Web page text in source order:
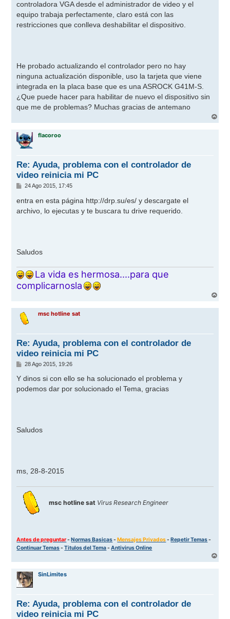
controladora VGA desde el administrador de video y el
equipo trabaja perfectamente, claro está con las
restricciones que conlleva deshabilitar el dispositivo.
He probado actualizando el controlador pero no hay
ninguna actualización disponible, uso la tarjeta que viene
integrada en la placa base que es una ASROCK G41M-S.
¿Que puede hacer para habilitar de nuevo el dispositivo sin
que me de problemas? Muchas gracias de antemano
r
flacoroo
Re: Ayuda, problema con el controlador de
video reinicia mi PC
M
n
s
a
24 Ago 2015, 17:45
entra en esta página http://drp.su/es/ y descargate el
archivo, lo ejecutas y te buscara tu drive requerido.
Saludos
La vida es hermosa....para que
complicarnosla
r
msc hotline sat
Re: Ayuda, problema con el controlador de
video reinicia mi PC
M
n
a
28 Ago 2015, 19:26
Y dinos si con ello se ha solucionado el problema y
podemos dar por solucionado el Tema, gracias
Saludos
ms, 28-8-2015
msc hotline sat Virus Research Engineer
Antes de preguntar-Normas Basicas-Mensajes Privados-Repetir Temas-
Continuar Temas-Titulos del Tema-Antivirus Online
r
SinLimites
Re: Ayuda, problema con el controlador de
video reinicia mi PC